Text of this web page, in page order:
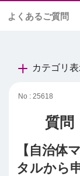
よくあるご質問
カテゴリ
No : 25618
【自治体
タルから